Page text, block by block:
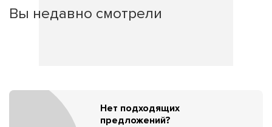
Вы недавно смотрели
Нет подходящих
предложений?